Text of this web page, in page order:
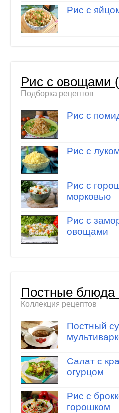
Рис с
Рис с овощами
Подборка рецептов
Рис с
Рис с
Рис с
морковью
Рис с
овощами
Постные блюда
Коллекция рецептов
Постный
Салат с
огурцом
Рис с
горошком